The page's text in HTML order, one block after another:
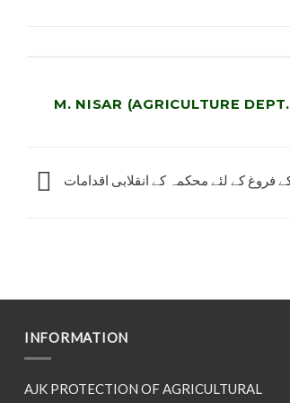
M. NISAR (AGRICULTURE
فروغ کے لئے محکمہ کے انقلابی اقدامات
INFORMATION
AJK PROTECTION OF AGRICULTURAL